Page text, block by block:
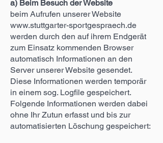
a) Beim Besuch der Website
beim Aufrufen unserer Website
www.stuttgarter-sportgespraech.de
werden durch den auf ihrem Endgerät
zum Einsatz kommenden Browser
automatisch Informationen an den
Server unserer Website gesendet.
Diese Informationen werden temporär
in einem sog. Logfile gespeichert.
Folgende Informationen werden dabei
ohne Ihr Zutun erfasst und bis zur
automatisierten Löschung gespeichert: